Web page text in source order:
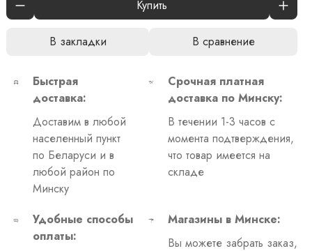
Купить
В закладки В сравнение
Быстрая
доставка:
Доставим в любой
населенный пункт
по Беларуси и в
любой район по
Минску
Срочная платная
доставка по Минску:
В течении 1-3 часов с
момента подтверждения,
что товар имеется на
складе
Удобные способы
оплаты:
Магазины в Минске:
Вы можете забрать заказ,